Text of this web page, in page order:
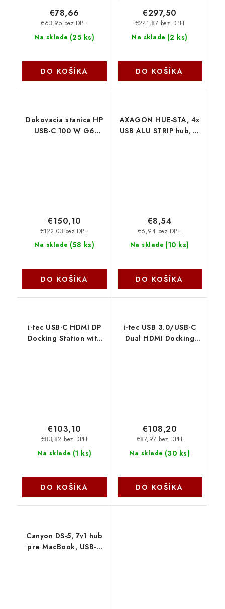
Na sklade (25 ks)
€63,95 bez DPH
€78,66
DO KOŠÍKA
Na sklade (2 ks)
€241,87 bez DPH
€297,50
DO KOŠÍKA
Dokovacia stanica HP
USB-C 100 W G6
Na sklade (58 ks)
€122,03 bez DPH
€150,10
DO KOŠÍKA
AXAGON HUE-STA, 4x
USB ALU STRIP hub, 1x
Na sklade (10 ks)
€6,94 bez DPH
€8,54
DO KOŠÍKA
i-tec USB-C HDMI DP
Docking Station with
Na sklade (1 ks)
€83,82 bez DPH
€103,10
DO KOŠÍKA
i-tec USB 3.0/USB-C
Dual HDMI Docking
Na sklade (30 ks)
€87,97 bez DPH
€108,20
DO KOŠÍKA
Canyon DS-5, 7v1 hub
pre MacBook, USB-C